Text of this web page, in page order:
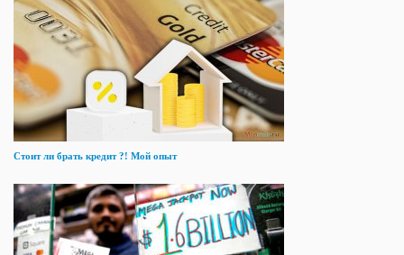
Стоит ли брать кредит ?! Мой опыт